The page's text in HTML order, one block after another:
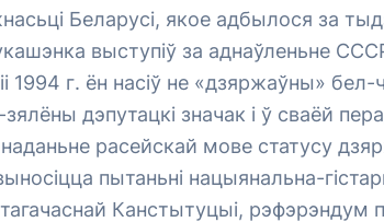
Беларусі, якое адбылося за
выступіў за аднаўленьне
1994 г. ён насіў не «дзяржаўны»
дэпутацкі значак і ў сваёй
расейскай мове статусу
пытаньні нацыянальна-
Канстытуцыі, рэфэрэндум